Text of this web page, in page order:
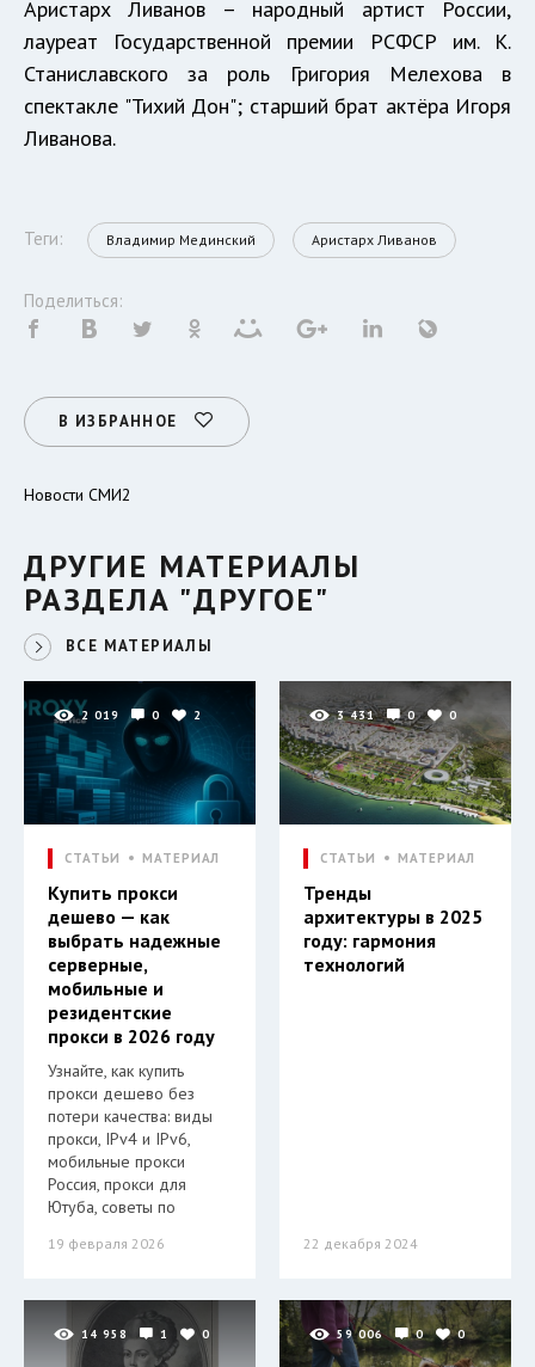
Аристарх Ливанов – народный артист России,
лауреат Государственной премии РСФСР им. К.
Станиславского за роль Григория Мелехова в
спектакле "Тихий Дон"; старший брат актёра Игоря
Ливанова.
Теги: Владимир Мединский Аристарх Ливанов
Поделиться:
В ИЗБРАННОЕ
Новости СМИ2
ДРУГИЕ МАТЕРИАЛЫ
РАЗДЕЛА "ДРУГОЕ"
ВСЕ МАТЕРИАЛЫ
2 019 0 2
СТАТЬИ МАТЕРИАЛ
Купить прокси
дешево — как
выбрать надежные
серверные,
мобильные и
резидентские
прокси в 2026 году
Узнайте, как купить
прокси дешево без
потери качества: виды
прокси, IPv4 и IPv6,
мобильные прокси
Россия, прокси для
Ютуба, советы по
19 февраля 2026
3 431 0 0
СТАТЬИ МАТЕРИАЛ
Тренды
архитектуры в 2025
году: гармония
технологий
22 декабря 2024
14 958 1 0 59 006 0 0